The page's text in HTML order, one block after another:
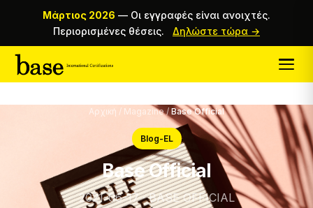
Μάρτιος 2026 — Οι εγγραφές είναι ανοιχτές.
Περιορισμένες θέσεις.
Δηλώστε τώρα →
Αρχική / Magazine/ Base Official
Blog-EL
Base Official
2021-06-17 · BASE OFFICIAL